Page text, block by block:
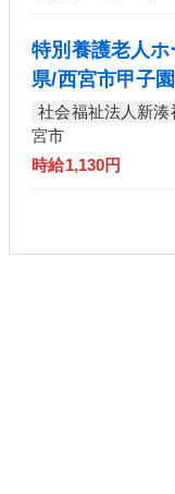
特別養護老人
県/西宮市甲子
社会福祉法人新
宮市
時給1,130円